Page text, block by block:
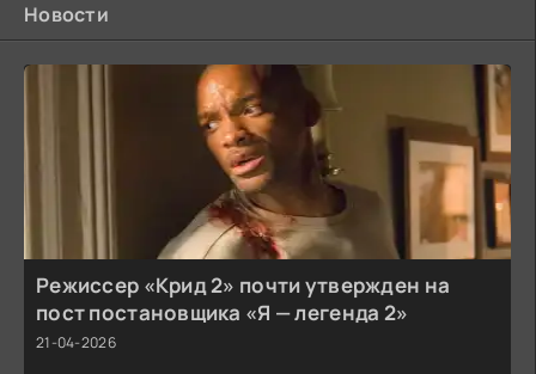
Новости
Режиссер «Крид 2» почти утвержден на
пост постановщика «Я — легенда 2»
21-04-2026